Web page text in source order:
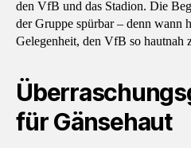
den VfB und das Stadion. Die
der Gruppe spürbar – denn wann
Gelegenheit, den VfB so hautnah
für Gänsehaut